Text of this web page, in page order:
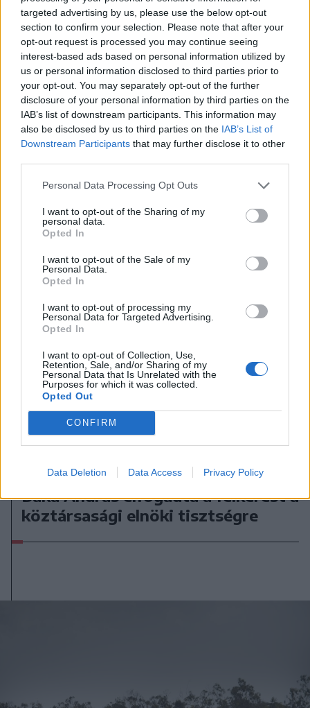
targeted advertising by us, please use the below opt-out
section to confirm your selection. Please note that after your
opt-out request is processed you may continue seeing
interest-based ads based on personal information utilized by
us or personal information disclosed to third parties prior to
your opt-out. You may separately opt-out of the further
disclosure of your personal information by third parties on the
IAB’s list of downstream participants. This information may
also be disclosed by us to third parties on the IAB’s List of
Downstream Participants that may further disclose it to other
Personal Data Processing Opt Outs
I want to opt-out of the Sharing of my
personal data.
Opted In
I want to opt-out of the Sale of my
Personal Data.
Opted In
I want to opt-out of processing my
Personal Data for Targeted Advertising.
Opted In
I want to opt-out of Collection, Use,
Retention, Sale, and/or Sharing of my
Personal Data that Is Unrelated with the
Purposes for which it was collected.
Opted Out
CONFIRM
Data Deletion Data Access Privacy Policy
Nőileg
Sándor Ella: Na, indíts, s
menjünk!
A rovat további cikkei
2026. augusztus 08., szombat
Baka András elfogadta a felkérést a
köztársasági elnöki tisztségre